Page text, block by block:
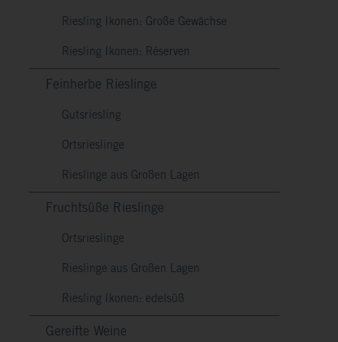
Riesling Ikonen: Große Gewächse
Riesling Ikonen: Réserven
Feinherbe Rieslinge
Gutsriesling
Ortsrieslinge
Rieslinge aus Großen Lagen
Fruchtsüße Rieslinge
Ortsrieslinge
Rieslinge aus Großen Lagen
Riesling Ikonen: edelsüß
Gereifte Weine